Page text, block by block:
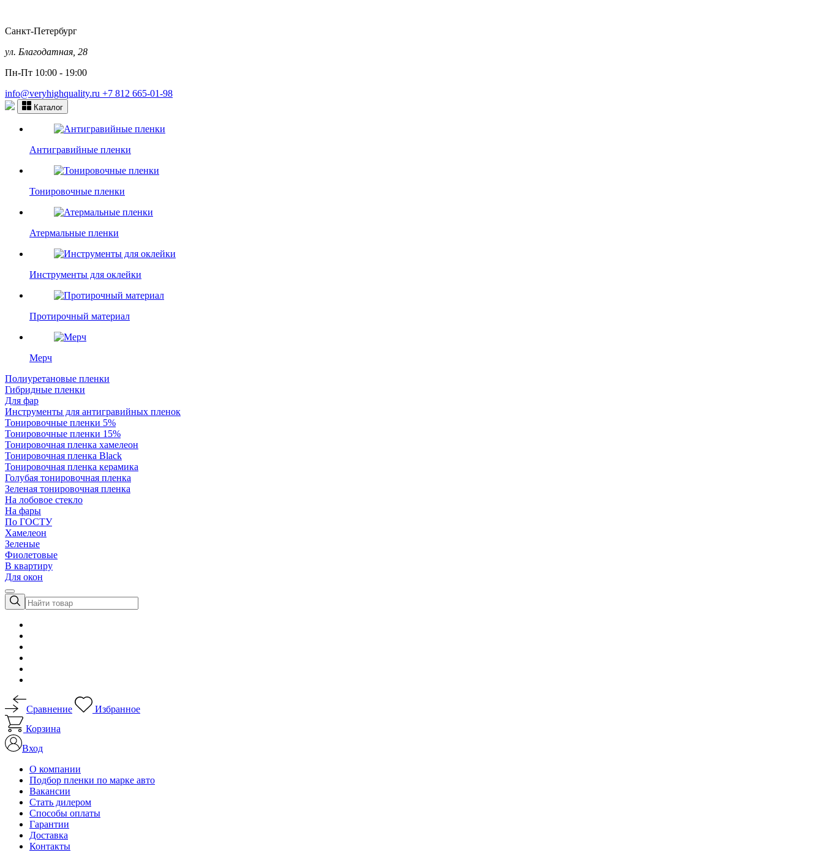
Санкт-Петербург
ул. Благодатная, 28
Пн-Пт 10:00 - 19:00
info@veryhighquality.ru +7 812 665-01-98
Каталог
Антигравийные пленки
Тонировочные пленки
Атермальные пленки
Инструменты для оклейки
Протирочный материал
Мерч
Полиуретановые пленки
Гибридные пленки
Для фар
Инструменты для антигравийных пленок
Тонировочные пленки 5%
Тонировочные пленки 15%
Тонировочная пленка хамелеон
Тонировочная пленка Black
Тонировочная пленка керамика
Голубая тонировочная пленка
Зеленая тонировочная пленка
На лобовое стекло
На фары
По ГОСТУ
Хамелеон
Зеленые
Фиолетовые
В квартиру
Для окон
Сравнение
Избранное
Корзина
Вход
О компании
Подбор пленки по марке авто
Вакансии
Стать дилером
Способы оплаты
Гарантии
Доставка
Контакты